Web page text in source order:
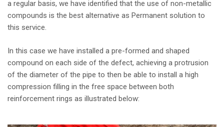
a regular basis, we have identified that the use of non-metallic
compounds is the best alternative as Permanent solution to
this service.
In this case we have installed a pre-formed and shaped
compound on each side of the defect, achieving a protrusion
of the diameter of the pipe to then be able to install a high
compression filling in the free space between both
reinforcement rings as illustrated below: